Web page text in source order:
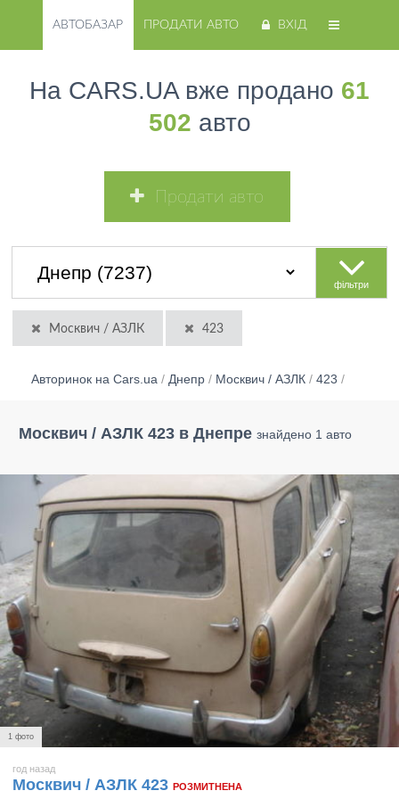
АВТОБАЗАР ПРОДАТИ АВТО ВХІД
На CARS.UA вже продано 61
502 авто
Продати авто
фільтри
Москвич / АЗЛК 423
Авторинок на Cars.ua / Днепр / Москвич / АЗЛК / 423 /
Москвич / АЗЛК 423 в Днепре знайдено 1 авто
1 фото
год назад
Москвич / АЗЛК 423 РОЗМИТНЕНА